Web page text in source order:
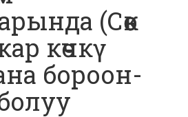
(Сөөк
көчкү
бороон-